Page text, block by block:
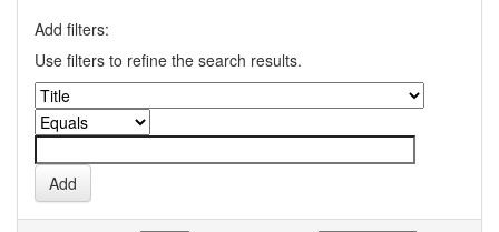
Add filters:
Use filters to refine the search results.